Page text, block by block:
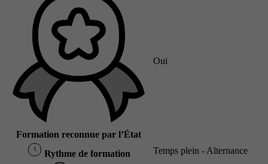
Formation reconnue par l’État
Oui
Rythme de formation Temps plein - Alternance